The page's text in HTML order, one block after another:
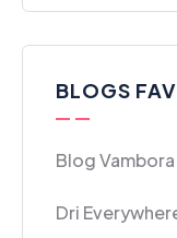
BLOGS
Blog Vambora
Dri